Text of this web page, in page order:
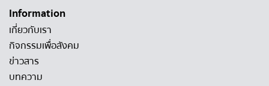
Information
เกี่ยวกับเรา
กิจกรรมเพื่อสังคม
ข่าวสาร
บทความ